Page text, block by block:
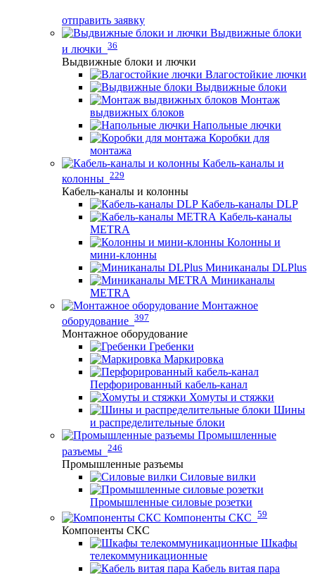
отправить заявку
Выдвижные блоки
и лючки 36
Выдвижные блоки и лючки
Влагостойкие лючки
Выдвижные блоки
Монтаж
выдвижных блоков
Напольные лючки
Коробки для
монтажа
Кабель-каналы и
колонны 229
Кабель-каналы и колонны
Кабель-каналы DLP
Кабель-каналы
METRA
Колонны и
мини-клонны
Миниканалы DLPlus
Миниканалы
METRA
Монтажное
оборудование 397
Монтажное оборудование
Гребенки
Маркировка
Перфорированный кабель-канал
Хомуты и стяжки
Шины
и распределительные блоки
Промышленные
разъемы 246
Промышленные разъемы
Силовые вилки
Промышленные силовые розетки
Компоненты СКС 59
Компоненты СКС
Шкафы
телекоммуникационные
Кабель витая пара